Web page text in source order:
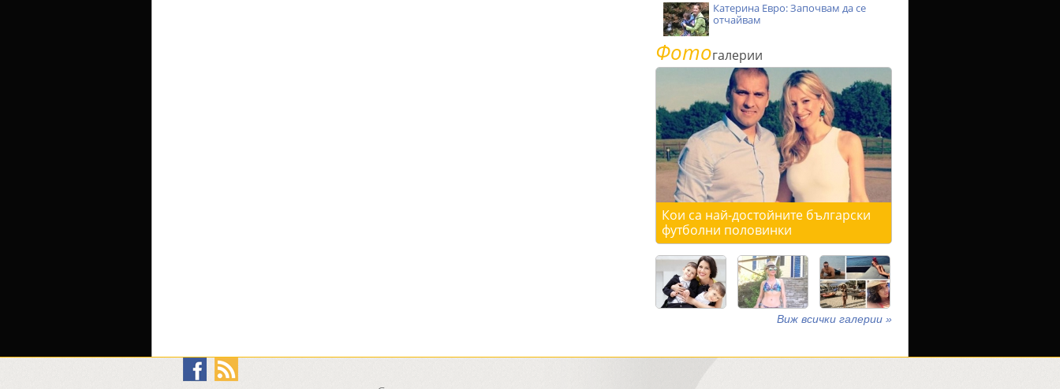
Катерина Евро: Започвам да се
отчайвам
Фотогалерии
Кои са най-достойните български
футболни половинки
Виж всички галерии »